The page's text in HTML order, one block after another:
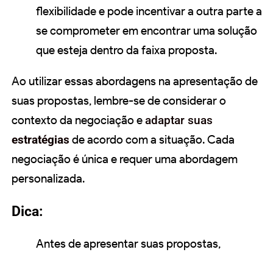
flexibilidade e pode incentivar a outra parte a
se comprometer em encontrar uma solução
que esteja dentro da faixa proposta.
Ao utilizar essas abordagens na apresentação de
suas propostas, lembre-se de considerar o
contexto da negociação eadaptar suas
estratégias de acordo com a situação. Cada
negociação é única e requer uma abordagem
personalizada.
Dica:
Antes de apresentar suas propostas,